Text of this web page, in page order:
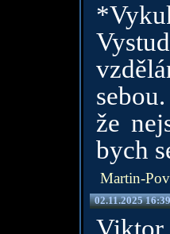
že
bych
Martin-
02.11.2025